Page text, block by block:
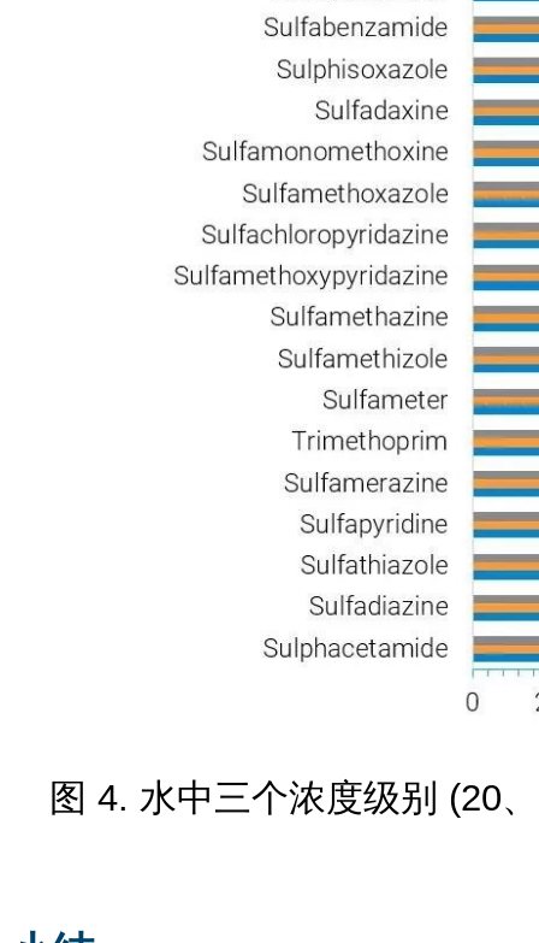
图 4. 水中三个浓度级别 (20